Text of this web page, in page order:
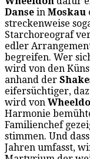
Danse in Moskau
streckenweise
Starchoreograf
edler
begreifen. Wer
wird von den
anhand der
eifersüchtiger,
wird von
Harmonie
Familienchef
stimmen. Und
Jahren umfasst,